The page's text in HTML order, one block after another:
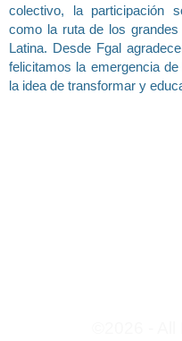
colectivo, la participación
como la ruta de los
Latina. Desde Fgal
felicitamos la emergencia
la idea de transformar y